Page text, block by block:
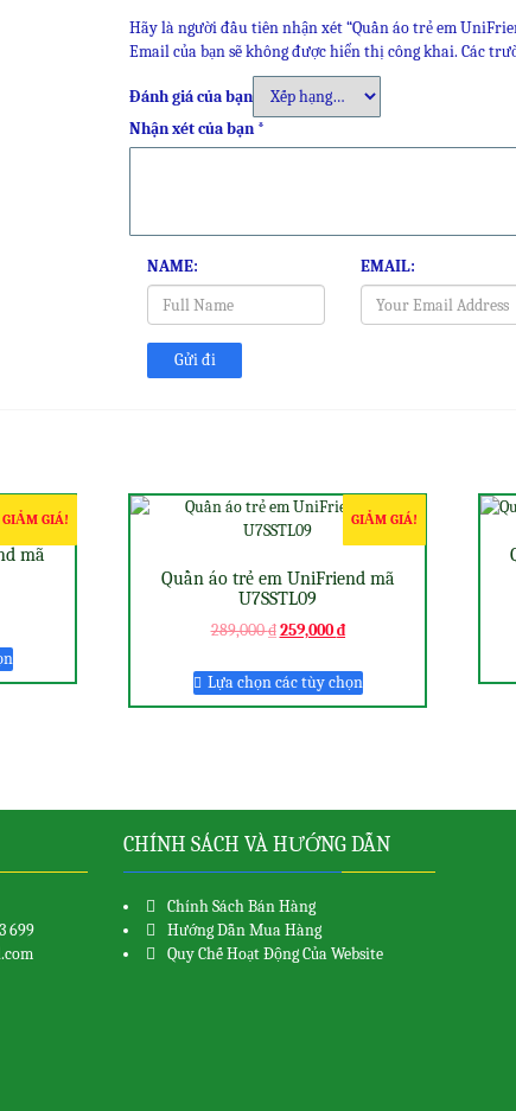
Hãy là người đầu tiên nhận xét “Quần áo trẻ em
Email của bạn sẽ không được hiển thị công khai. Các
Đánh giá của bạn
Nhận xét của bạn*
NAME: EMAIL:
GIẢM GIÁ!
mã
GIẢM GIÁ!
Quần áo trẻ em UniFriend mã
U7SSTL09
289,000₫ 259,000₫
Lựa chọn các tùy chọn
699
CHÍNH SÁCH VÀ HƯỚNG DẪN
Chính Sách Bán Hàng
Hướng Dẫn Mua Hàng
Quy Chế Hoạt Động Của Website